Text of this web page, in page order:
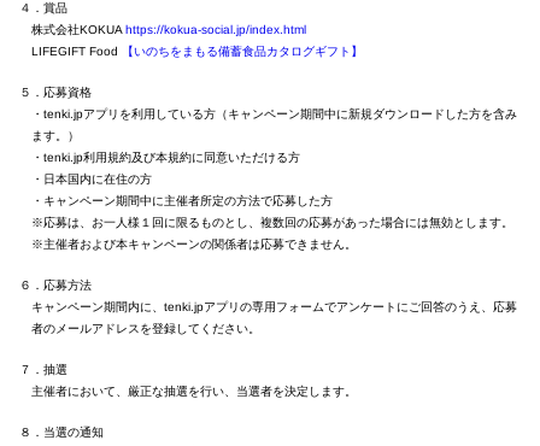
４．賞品
株式会社KOKUAhttps://kokua-social.jp/index.html
LIFEGIFT Food 【いのちをまもる備蓄食品カタログギフト】
５．応募資格
・tenki.jpアプリを利用している方（キャンペーン期間中に新規ダウンロードした方を含み
ます。）
・tenki.jp利用規約及び本規約に同意いただける方
・日本国内に在住の方
・キャンペーン期間中に主催者所定の方法で応募した方
※応募は、お一人様１回に限るものとし、複数回の応募があった場合には無効とします。
※主催者および本キャンペーンの関係者は応募できません。
６．応募方法
キャンペーン期間内に、tenki.jpアプリの専用フォームでアンケートにご回答のうえ、応募
者のメールアドレスを登録してください。
７．抽選
主催者において、厳正な抽選を行い、当選者を決定します。
８．当選の通知